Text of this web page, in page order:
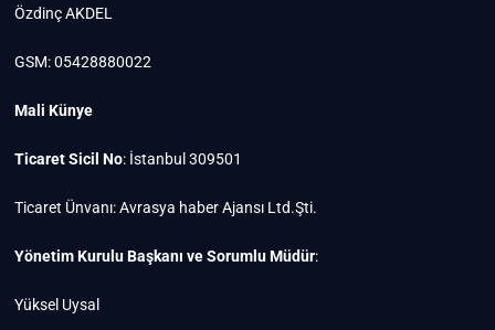
Özdinç AKDEL
GSM: 05428880022
Mali Künye
Ticaret Sicil No: İstanbul 309501
Ticaret Ünvanı: Avrasya haber Ajansı Ltd.Şti.
Yönetim Kurulu Başkanı ve Sorumlu Müdür:
Yüksel Uysal